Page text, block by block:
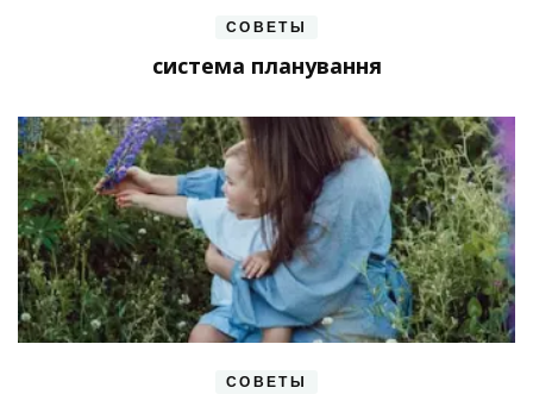
СОВЕТЫ
система планування
СОВЕТЫ